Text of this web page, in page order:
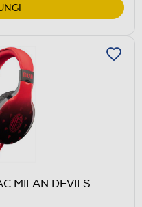
MILAN DEVILS-